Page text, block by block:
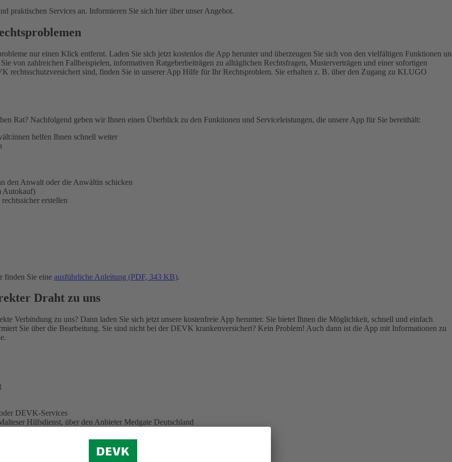
Services an. Informieren Sie sich hier über unser Angebot.
nur einen Klick entfernt. Laden Sie sich jetzt kostenlos die App herunter und überzeugen Sie sich von den vielfältigen Funktionen
von zahlreichen Fallbeispielen, informativen Ratgeberbeiträgen zu alltäglichen Rechtsfragen, Musterverträgen und einer sofortigen
rechtsschutzversichert sind, finden Sie in unserer App Hilfe für Ihr Rechtsproblem. Sie erhalten z. B. über den Zugang zu KLUGO
Rat? Nachfolgend geben wir Ihnen einen Überblick zu den Funktionen und Serviceleistungen, die unsere App für Sie bereithält:
helfen Ihnen schnell weiter
den Anwalt oder die Anwältin schicken
Autokauf)
erstellen
finden Sie eine ausführliche Anleitung (PDF, 343 KB).
Draht zu uns
Verbindung zu uns? Dann laden Sie sich jetzt unsere kostenfreie App herunter. Sie bietet Ihnen die Möglichkeit, schnell und einfach
Sie über die Bearbeitung. Sie sind nicht bei der DEVK krankenversichert? Kein Problem! Auch dann ist die App mit Informationen zu
DEVK-Services
Hilfsdienst, über den Anbieter Medgate Deutschland
Sie können also auf neue Funktionen und Services gespannt sein.